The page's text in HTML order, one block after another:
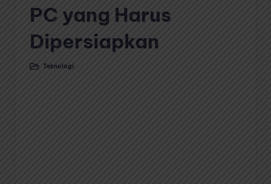
PC yang Harus
Dipersiapkan
PostedTeknologi